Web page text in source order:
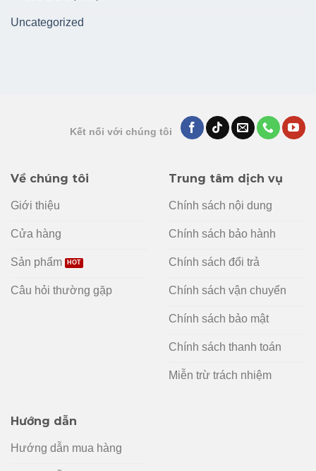
Uncategorized
Kết nối với chúng tôi
Về chúng tôi
Giới thiệu
Cửa hàng
Sản phẩm
Câu hỏi thường gặp
Trung tâm dịch vụ
Chính sách nội dung
Chính sách bảo hành
Chính sách đổi trả
Chính sách vận chuyển
Chính sách bảo mật
Chính sách thanh toán
Miễn trừ trách nhiệm
Hướng dẫn
Hướng dẫn mua hàng